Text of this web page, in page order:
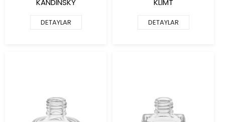
KANDINSKY
DETAYLAR
KLIMT
DETAYLAR